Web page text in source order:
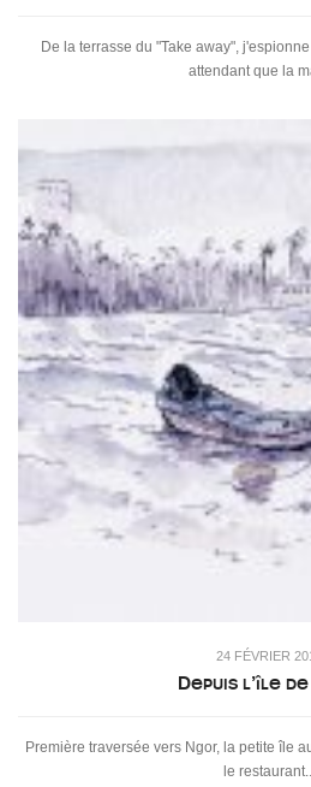
De la terrasse du "Take away",
attendant que la
24 FÉVRIER
Depuis l’île
Première traversée vers Ngor, la petite île
le